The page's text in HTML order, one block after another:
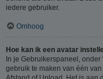
iedere gebruiker.
Omhoog
Hoe kan ik een avatar
In je Gebruikerspaneel, onder
gebruik te maken van één